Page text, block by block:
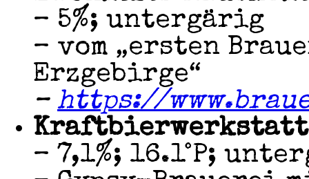
– 5%; untergärig
– vom „ersten
Erzgebirge“
– https://
Kraftbierwerkstatt
– 7,1%; 16.1°P;